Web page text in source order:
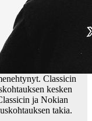
Classicin
kesken
ja Nokian
takia.